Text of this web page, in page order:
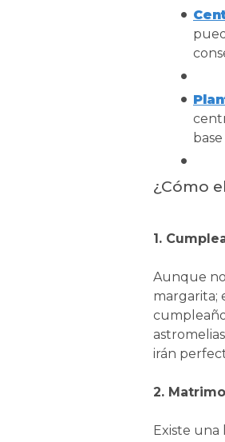
¿Cómo
1.
Aunque
margarita;
irán
2.
Existe una